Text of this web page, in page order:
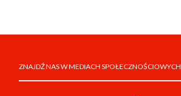
ZNAJDŹ NAS W MEDIACH SPOŁECZNOŚCIOWYCH